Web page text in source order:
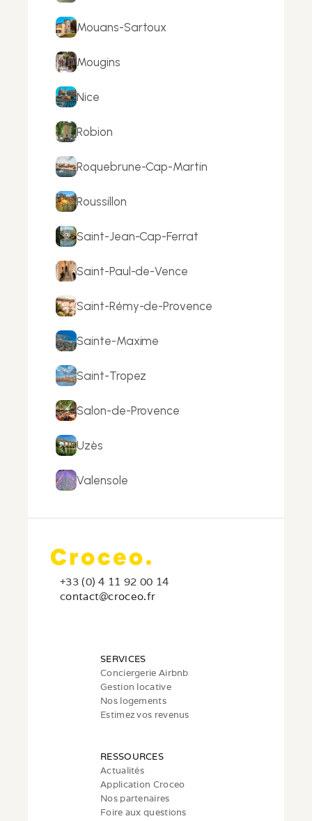
Mouans-Sartoux
Mougins
Nice
Robion
Roquebrune-Cap-Martin
Roussillon
Saint-Jean-Cap-Ferrat
Saint-Paul-de-Vence
Saint-Rémy-de-Provence
Sainte-Maxime
Saint-Tropez
Salon-de-Provence
Uzès
Valensole
+33 (0) 4 11 92 00 14
contact@croceo.fr
SERVICES
Conciergerie Airbnb
Gestion locative
Nos logements
Estimez vos revenus
RESSOURCES
Actualités
Application Croceo
Nos partenaires
Foire aux questions